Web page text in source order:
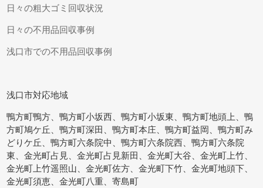
日々の粗大ゴミ回収状況
日々の不用品回収事例
浅口市での不用品回収事例
浅口市対応地域
鴨方町鴨方、鴨方町小坂西、鴨方町小坂東、鴨方町地頭上、鴨
方町鳩ケ丘、鴨方町深田、鴨方町本庄、鴨方町益岡、鴨方町み
どりケ丘、鴨方町六条院中、鴨方町六条院西、鴨方町六条院
東、金光町占見、金光町占見新田、金光町大谷、金光町上竹、
金光町上竹遥照山、金光町佐方、金光町下竹、金光町地頭下、
金光町須恵、金光町八重、寄島町